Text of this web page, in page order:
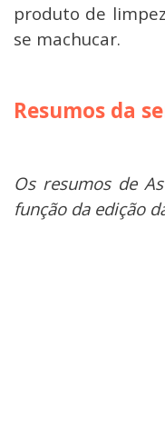
produto de
se machucar.
Resumos da
Os resumos de
função da edição